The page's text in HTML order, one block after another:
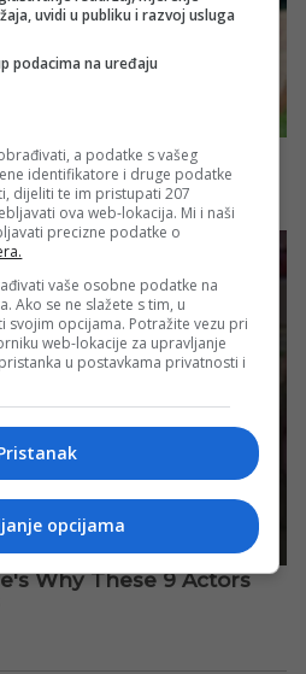
uvidi u publiku i razvoj usluga
podacima na uređaju
a podatke s vašeg
identifikatore i druge podatke
dijeliti te im pristupati 207
ova web-lokacija. Mi i naši
precizne podatke o
vaše osobne podatke na
Ako se ne slažete s tim, u
svojim opcijama. Potražite vezu pri
web-lokacije za upravljanje
u postavkama privatnosti i
opcijama